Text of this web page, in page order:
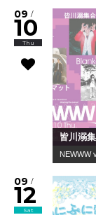
09 /
10
Thu
皆川溺
NEWWW
09 /
12
Sat